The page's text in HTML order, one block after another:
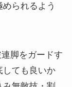
られるよう
脚をガードす
しても良いか